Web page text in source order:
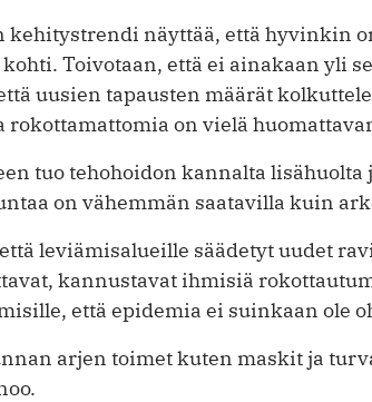
näyttää, että hyvinkin
kohti. Toivotaan, että ei ainakaan yli
uusien tapausten määrät
rokottamattomia on vielä
tuo tehohoidon kannalta lisähuolta
on vähemmän saatavilla kuin
leviämisalueille säädetyt uudet
kannustavat ihmisiä
että epidemia ei suinkaan ole
arjen toimet kuten maskit ja